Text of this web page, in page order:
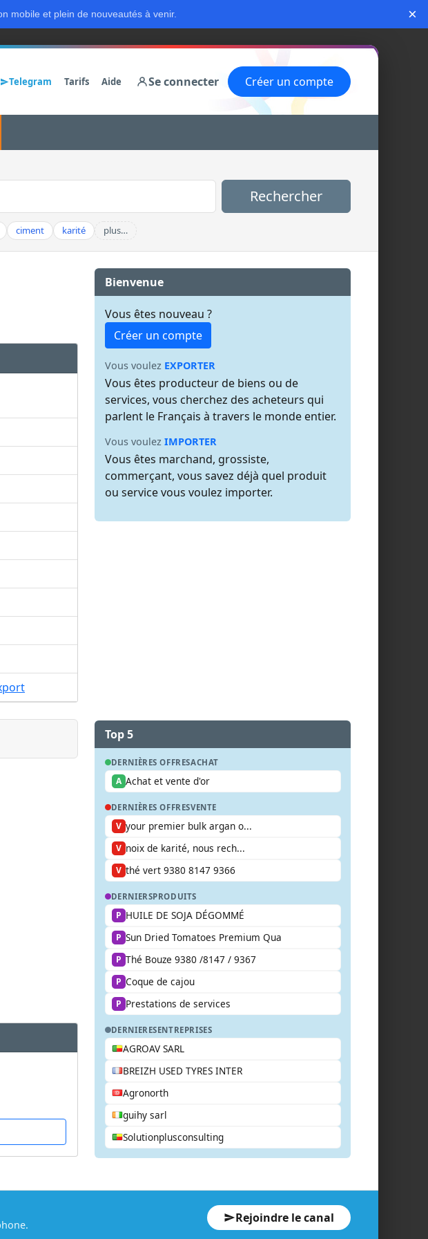
mobile et plein de nouveautés à venir. ×
Telegram Tarifs Aide Se connecter Créer un compte
Rechercher
ciment karité plus…
Bienvenue
Vous êtes nouveau ?
Créer un compte
Vous voulez EXPORTER
Vous êtes producteur de biens ou de
services, vous cherchez des acheteurs qui
parlent le Français à travers le monde entier.
Vous voulez IMPORTER
Vous êtes marchand, grossiste,
commerçant, vous savez déjà quel produit
ou service vous voulez importer.
Top 5
DERNIÈRES OFFRESACHAT
A Achat et vente d'or
DERNIÈRES OFFRESVENTE
V your premier bulk argan o...
V noix de karité, nous rech...
V thé vert 9380 8147 9366
DERNIERSPRODUITS
P HUILE DE SOJA DÉGOMMÉ
P Sun Dried Tomatoes Premium Qua
P Thé Bouze 9380 /8147 / 9367
P Coque de cajou
P Prestations de services
DERNIERESENTREPRISES
AGROAV SARL
BREIZH USED TYRES INTER
Agronorth
guihy sarl
Solutionplusconsulting
Rejoindre le canal